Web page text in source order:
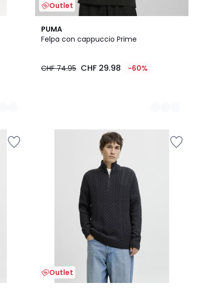
Outlet
PUMA
Felpa con cappuccio Prime
CHF 74.95 CHF 29.98 -60%
2
Colori
Outlet